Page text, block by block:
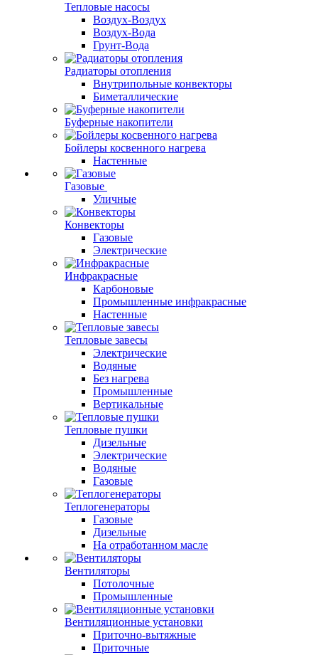
Тепловые насосы
Воздух-Воздух
Воздух-Вода
Грунт-Вода
Радиаторы отопления
Внутрипольные конвекторы
Биметаллические
Буферные накопители
Бойлеры косвенного нагрева
Настенные
Газовые
Уличные
Конвекторы
Газовые
Электрические
Инфракрасные
Карбоновые
Промышленные инфракрасные
Настенные
Тепловые завесы
Электрические
Водяные
Без нагрева
Промышленные
Вертикальные
Тепловые пушки
Дизельные
Электрические
Водяные
Газовые
Теплогенераторы
Газовые
Дизельные
На отработанном масле
Вентиляторы
Потолочные
Промышленные
Вентиляционные установки
Приточно-вытяжные
Приточные